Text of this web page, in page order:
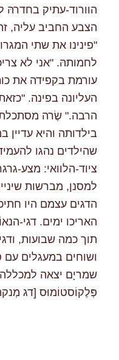
הוורוד-עתיק
הצבע החביב עליה,
"פינינו את שתי
לחמותהּ. "אני לא
עורמת בקפידה את
העליונה בפינה.
הרבה." שֶׂרה
בילדותה והיא
שהילדים נהגו
ציוד-הלוואי: מצע-
למסנן, מברשות
הדגים עצמם היו
האריכו ימים. דגי-
תוך כמה שבועות,
ושוחים במעגלים עם
שמריָם יצאה
פְּלֶקוֹסטוֹמוּס [דג